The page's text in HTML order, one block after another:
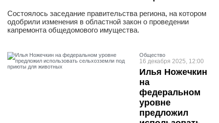
Состоялось заседание правительства региона, на котором
одобрили изменения в областной закон о проведении
капремонта общедомового имущества.
Общество
16 декабря 2025, 12:00
Илья Ножечкин
на
федеральном
уровне
предложил